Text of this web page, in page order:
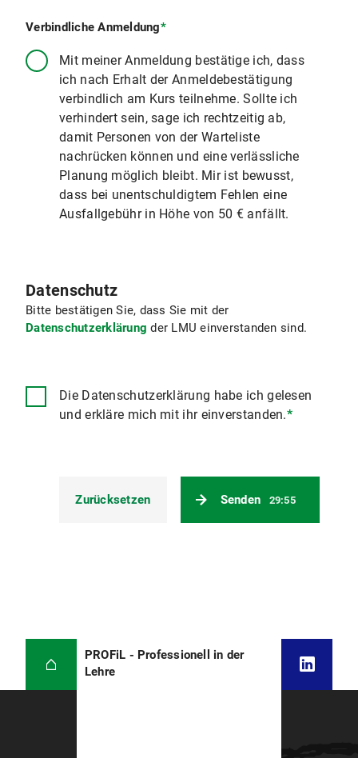
Verbindliche Anmeldung*
Mit meiner Anmeldung bestätige ich, dass
ich nach Erhalt der Anmeldebestätigung
verbindlich am Kurs teilnehme. Sollte ich
verhindert sein, sage ich rechtzeitig ab,
damit Personen von der Warteliste
nachrücken können und eine verlässliche
Planung möglich bleibt. Mir ist bewusst,
dass bei unentschuldigtem Fehlen eine
Ausfallgebühr in Höhe von 50 € anfällt.
Datenschutz
Bitte bestätigen Sie, dass Sie mit der
Datenschutzerklärung der LMU einverstanden sind.
Die Datenschutzerklärung habe ich gelesen
und erkläre mich mit ihr einverstanden.*
Senden 29:55
Zurücksetzen
PROFiL - Professionell in der
Lehre